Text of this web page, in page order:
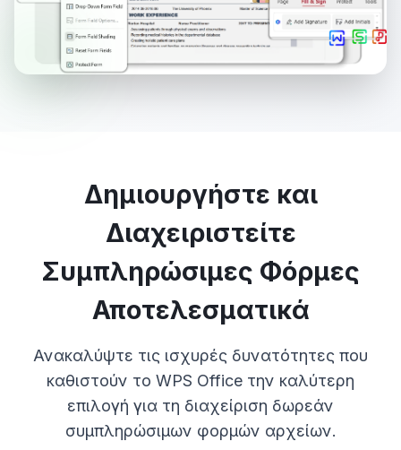
Δημιουργήστε και
Διαχειριστείτε
Συμπληρώσιμες Φόρμες
Αποτελεσματικά
Ανακαλύψτε τις ισχυρές δυνατότητες που
καθιστούν το WPS Office την καλύτερη
επιλογή για τη διαχείριση δωρεάν
συμπληρώσιμων φορμών αρχείων.